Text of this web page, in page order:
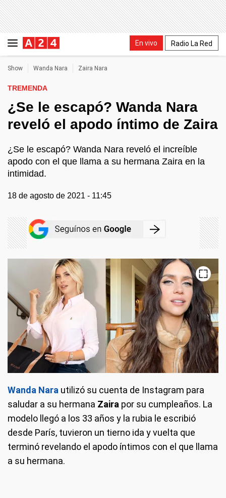
En vivo Radio La Red
Show Wanda Nara Zaira Nara
TREMENDA
¿Se le escapó? Wanda Nara
reveló el apodo íntimo de Zaira
¿Se le escapó? Wanda Nara reveló el increíble
apodo con el que llama a su hermana Zaira en la
intimidad.
18 de agosto de 2021 - 11:45
Wanda Nara utilizó su cuenta de Instagram para
saludar a su hermana Zaira por su cumpleaños. La
modelo llegó a los 33 años y la rubia le escribió
desde París, tuvieron un tierno ida y vuelta que
terminó revelando el apodo íntimos con el que llama
a su hermana.